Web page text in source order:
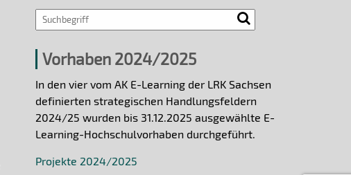
Vorhaben 2024/2025
In den vier vom AK E-Learning der LRK Sachsen
definierten strategischen Handlungsfeldern
2024/25 wurden bis 31.12.2025 ausgewählte E-
Learning-Hochschulvorhaben durchgeführt.
Projekte 2024/2025